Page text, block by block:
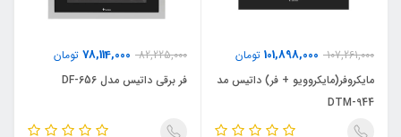
107,261,000
101,898,000 تومان
مایکروفر(مایکروویو + فر) داتیس مد
DTM-944
82,225,000
78,114,000 تومان
فر برقی داتیس مدل DF-656